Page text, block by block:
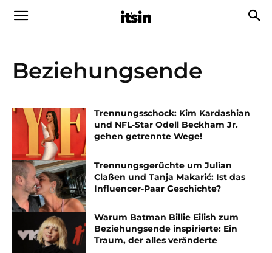
Beziehungsende
Trennungsschock: Kim Kardashian
und NFL-Star Odell Beckham Jr.
gehen getrennte Wege!
Trennungsgerüchte um Julian
Claßen und Tanja Makarić: Ist das
Influencer-Paar Geschichte?
Warum Batman Billie Eilish zum
Beziehungsende inspirierte: Ein
Traum, der alles veränderte